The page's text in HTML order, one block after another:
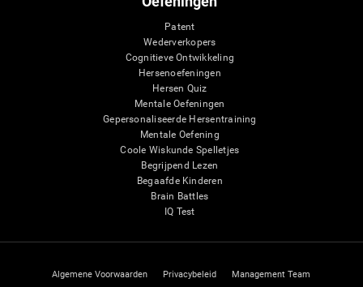
Patent
Wederverkopers
Cognitieve Ontwikkeling
Hersenoefeningen
Hersen Quiz
Mentale Oefeningen
Gepersonaliseerde Hersentraining
Mentale Oefening
Coole Wiskunde Spelletjes
Begrijpend Lezen
Begaafde Kinderen
Brain Battles
IQ Test
Algemene Voorwaarden Privacybeleid Management Team